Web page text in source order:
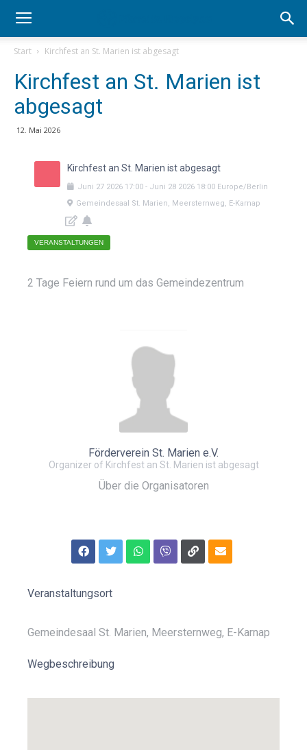
Start Kirchfest an St. Marien ist abgesagt
Kirchfest an St. Marien ist
abgesagt
12. Mai 2026
Kirchfest an St. Marien ist abgesagt
Juni 27 2026 17:00 - Juni 28 2026 18:00 Europe/Berlin
Gemeindesaal St. Marien, Meersternweg, E-Karnap
VERANSTALTUNGEN
2 Tage Feiern rund um das Gemeindezentrum
Förderverein St. Marien e.V.
Organizer of Kirchfest an St. Marien ist abgesagt
Über die Organisatoren
Veranstaltungsort
Gemeindesaal St. Marien, Meersternweg, E-Karnap
Wegbeschreibung